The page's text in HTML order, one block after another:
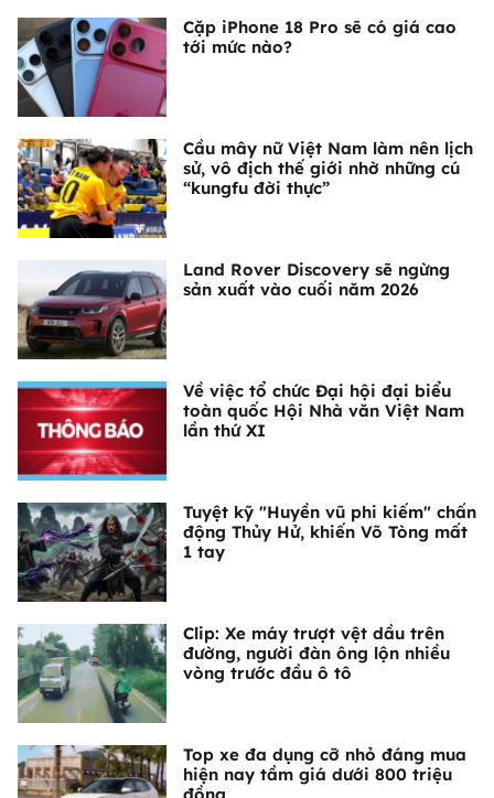
Cặp iPhone 18 Pro sẽ có giá cao
tới mức nào?
Cầu mây nữ Việt Nam làm nên lịch
sử, vô địch thế giới nhờ những cú
“kungfu đời thực”
Land Rover Discovery sẽ ngừng
sản xuất vào cuối năm 2026
Về việc tổ chức Đại hội đại biểu
toàn quốc Hội Nhà văn Việt Nam
lần thứ XI
Tuyệt kỹ "Huyền vũ phi kiếm" chấn
động Thủy Hử, khiến Võ Tòng mất
1 tay
Clip: Xe máy trượt vệt dầu trên
đường, người đàn ông lộn nhiều
vòng trước đầu ô tô
Top xe đa dụng cỡ nhỏ đáng mua
hiện nay tầm giá dưới 800 triệu